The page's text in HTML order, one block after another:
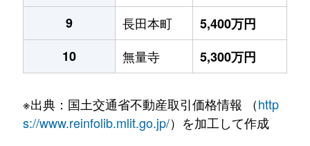
9
長田本町
5,400万円
10
無量寺 5,300万円
※出典：国土交通省不動産取引価格情報 （http
s://www.reinfolib.mlit.go.jp/）を加工して作成